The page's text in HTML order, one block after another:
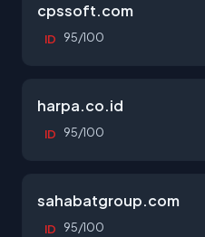
cpssoft.com
ID 95/100
harpa.co.id
ID 95/100
sahabatgroup.com
ID 95/100